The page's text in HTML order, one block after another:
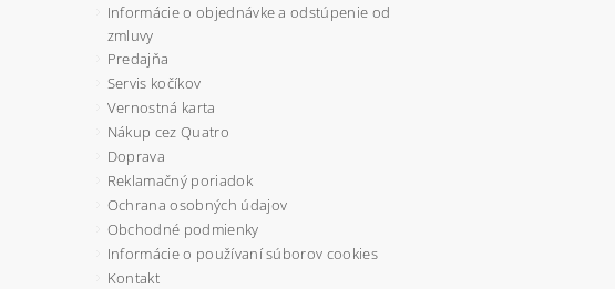
Informácie o objednávke a odstúpenie od
zmluvy
Predajňa
Servis kočíkov
Vernostná karta
Nákup cez Quatro
Doprava
Reklamačný poriadok
Ochrana osobných údajov
Obchodné podmienky
Informácie o používaní súborov cookies
Kontakt